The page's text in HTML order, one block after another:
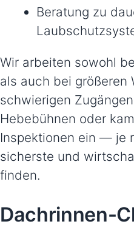
Beratung zu
Wir arbeiten sowohl
als auch bei größeren
schwierigen
Hebebühnen oder
Inspektionen ein — je
sicherste und
finden.
Dachrinnen-